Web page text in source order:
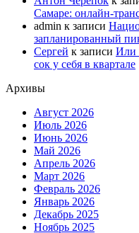
Самаре: онлайн-
admin к записи
запланированный
Сергей к записи Или
сок у себя в квартале
Архивы
Август 2026
Июль 2026
Июнь 2026
Май 2026
Апрель 2026
Март 2026
Февраль 2026
Январь 2026
Декабрь 2025
Ноябрь 2025